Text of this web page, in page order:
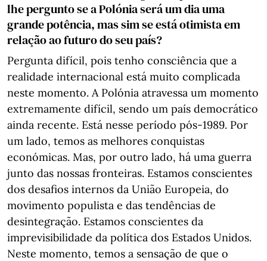
lhe pergunto se a Polónia será um dia uma
grande potência, mas sim se está otimista em
relação ao futuro do seu país?
Pergunta difícil, pois tenho consciência que a
realidade internacional está muito complicada
neste momento. A Polónia atravessa um momento
extremamente difícil, sendo um país democrático
ainda recente. Está nesse período pós-1989. Por
um lado, temos as melhores conquistas
económicas. Mas, por outro lado, há uma guerra
junto das nossas fronteiras. Estamos conscientes
dos desafios internos da União Europeia, do
movimento populista e das tendências de
desintegração. Estamos conscientes da
imprevisibilidade da política dos Estados Unidos.
Neste momento, temos a sensação de que o